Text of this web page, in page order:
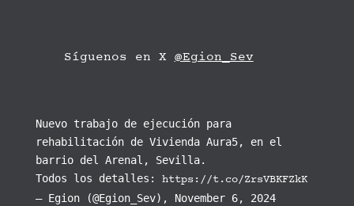
Síguenos en X @Egion_Sev
Nuevo trabajo de ejecución para
rehabilitación de Vivienda Aura5, en el
barrio del Arenal, Sevilla.
Todos los detalles: https://t.co/ZrsVBKFZkK
— Egion (@Egion_Sev), November 6, 2024